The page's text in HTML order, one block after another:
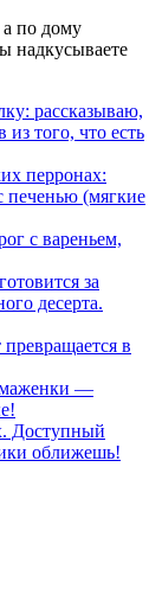
а по дому
надкусываете
рассказываю,
того, что есть
перронах:
печенью (мягкие
с вареньем,
за
десерта.
в
—
Доступный
оближешь!